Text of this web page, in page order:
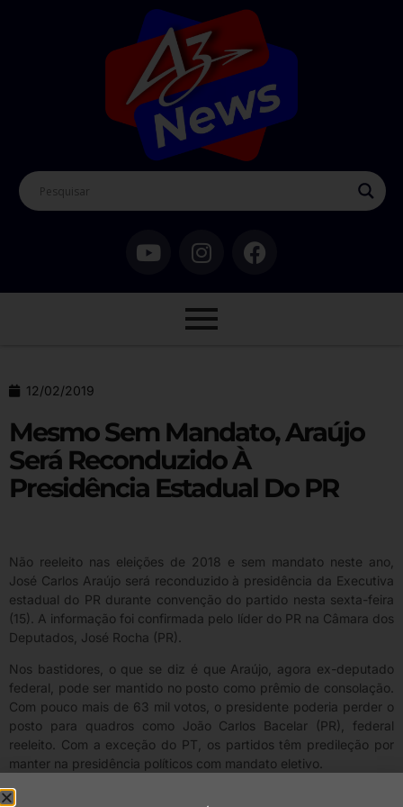
12/02/2019
Mesmo Sem Mandato, Araújo
Será Reconduzido À
Presidência Estadual Do PR
Não reeleito nas eleições de 2018 e sem mandato neste ano,
José Carlos Araújo será reconduzido à presidência da Executiva
estadual do PR durante convenção do partido nesta sexta-feira
(15). A informação foi confirmada pelo líder do PR na Câmara dos
Deputados, José Rocha (PR).
Nos bastidores, o que se diz é que Araújo, agora ex-deputado
federal, pode ser mantido no posto como prêmio de consolação.
Com pouco mais de 63 mil votos, o presidente poderia perder o
posto para quadros como João Carlos Bacelar (PR), federal
reeleito. Com a exceção do PT, os partidos têm predileção por
manter na presidência políticos com mandato eletivo.
No comando do PR na Bahia, Araújo abriu diálogo nas eleições